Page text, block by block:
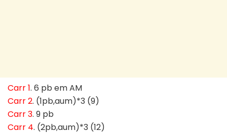
Carr 1. 6 pb em AM
Carr 2. (1pb,aum)*3 (9)
Carr 3. 9 pb
Carr 4. (2pb,aum)*3 (12)